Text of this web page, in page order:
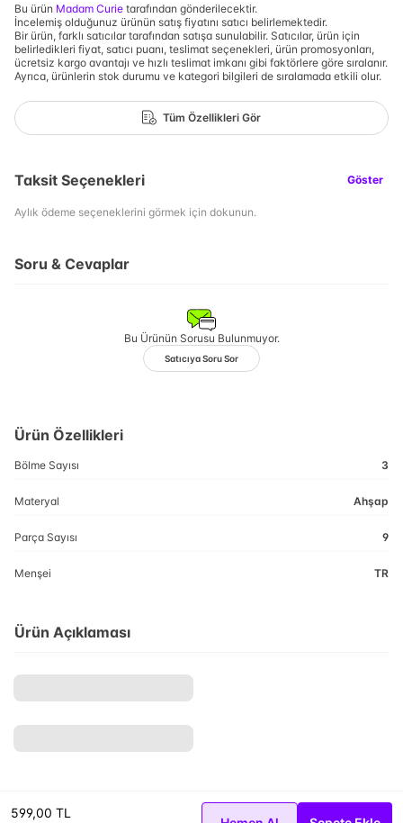
Bu ürün Madam Curie tarafından gönderilecektir.
İncelemiş olduğunuz ürünün satış fiyatını satıcı belirlemektedir.
Bir ürün, farklı satıcılar tarafından satışa sunulabilir. Satıcılar, ürün için
belirledikleri fiyat, satıcı puanı, teslimat seçenekleri, ürün promosyonları,
ücretsiz kargo avantajı ve hızlı teslimat imkanı gibi faktörlere göre sıralanır.
Ayrıca, ürünlerin stok durumu ve kategori bilgileri de sıralamada etkili olur.
Tüm Özellikleri Gör
Taksit Seçenekleri Göster
Aylık ödeme seçeneklerini görmek için dokunun.
Soru & Cevaplar
Bu Ürünün Sorusu Bulunmuyor.
Satıcıya Soru Sor
599,00 TL
Ürün Özellikleri
Bölme Sayısı 3
Materyal Ahşap
Parça Sayısı 9
Menşei TR
Ürün Açıklaması